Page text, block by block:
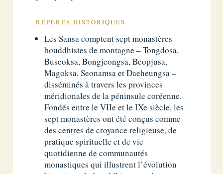
REPÈRES HISTORIQUES
Les Sansa comptent sept monastères
bouddhistes de montagne – Tongdosa,
Buseoksa, Bongjeongsa, Beopjusa,
Magoksa, Seonamsa et Daeheungsa –
disséminés à travers les provinces
méridionales de la péninsule coréenne.
Fondés entre le VIIe et le IXe siècle, les
sept monastères ont été conçus comme
des centres de croyance religieuse, de
pratique spirituelle et de vie
quotidienne de communautés
monastiques qui illustrent l’évolution